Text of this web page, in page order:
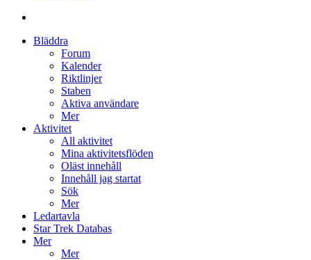
Bläddra
Forum
Kalender
Riktlinjer
Staben
Aktiva användare
Mer
Aktivitet
All aktivitet
Mina aktivitetsflöden
Oläst innehåll
Innehåll jag startat
Sök
Mer
Ledartavla
Star Trek Databas
Mer
Mer